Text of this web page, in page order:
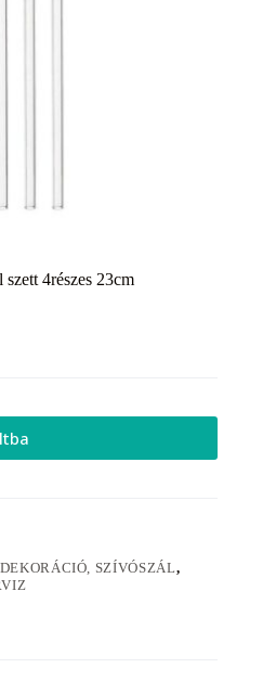
4részes 23cm
SZÍVÓSZÁL,